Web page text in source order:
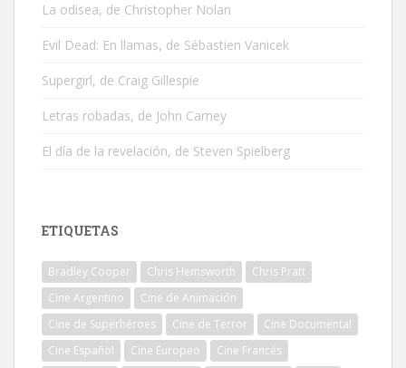
La odisea, de Christopher Nolan
Evil Dead: En llamas, de Sébastien Vanicek
Supergirl, de Craig Gillespie
Letras robadas, de John Carney
El día de la revelación, de Steven Spielberg
ETIQUETAS
Bradley Cooper Chris Hemsworth
Chris Pratt
Cine Argentino
Cine de Animación
Cine de Superhéroes
Cine de Terror
Cine Documental
Cine Español
Cine Europeo
Cine Francés